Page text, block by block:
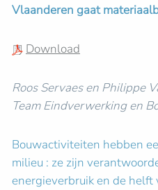
Vlaanderen gaat
Download
Roos Servaes en Philippe
Team Eindverwerking en
Bouwactiviteiten hebben
milieu : ze zijn
energieverbruik en de